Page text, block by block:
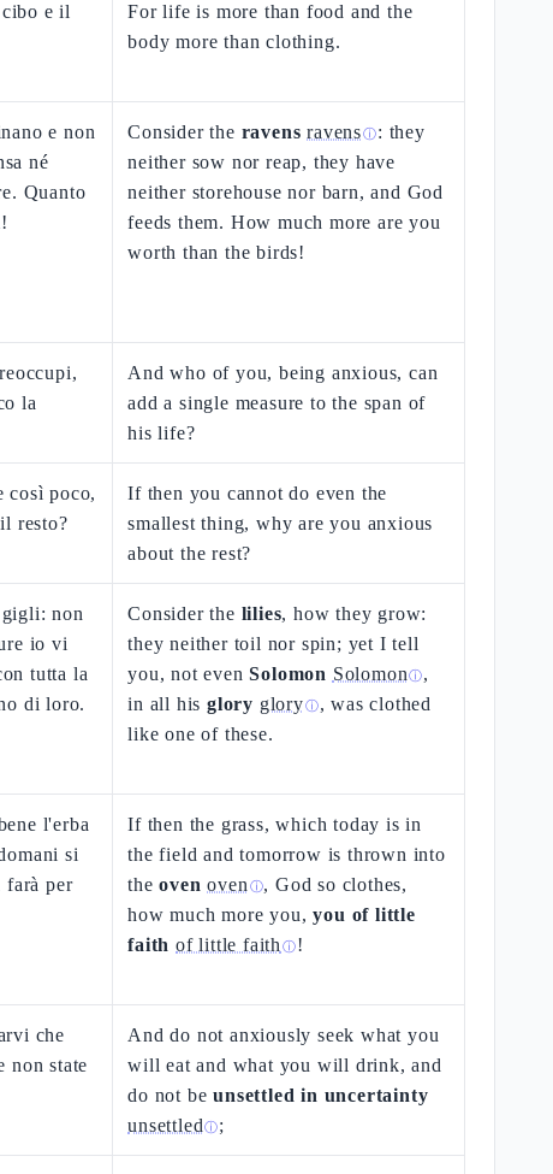
e il
For life is more than food and the
body more than clothing.
e non
né
Quanto
Consider the ravens ravensⓘ: they
neither sow nor reap, they have
neither storehouse nor barn, and God
feeds them. How much more are you
worth than the birds!
la
And who of you, being anxious, can
add a single measure to the span of
his life?
così poco,
resto?
If then you cannot do even the
smallest thing, why are you anxious
about the rest?
gigli: non
io vi
tutta la
di loro.
Consider the lilies, how they grow:
they neither toil nor spin; yet I tell
you, not evenSolomon Solomon ⓘ,
in all hisglory gloryⓘ, was clothed
like one of these.
l'erba
si
farà per
If then the grass, which today is in
the field and tomorrow is thrown into
theoven oven ⓘ, God so clothes,
how much more you,you of little
faith of little faith ⓘ!
che
non state
And do not anxiously seek what you
will eat and what you will drink, and
do not beunsettled in uncertainty
unsettled ⓘ;